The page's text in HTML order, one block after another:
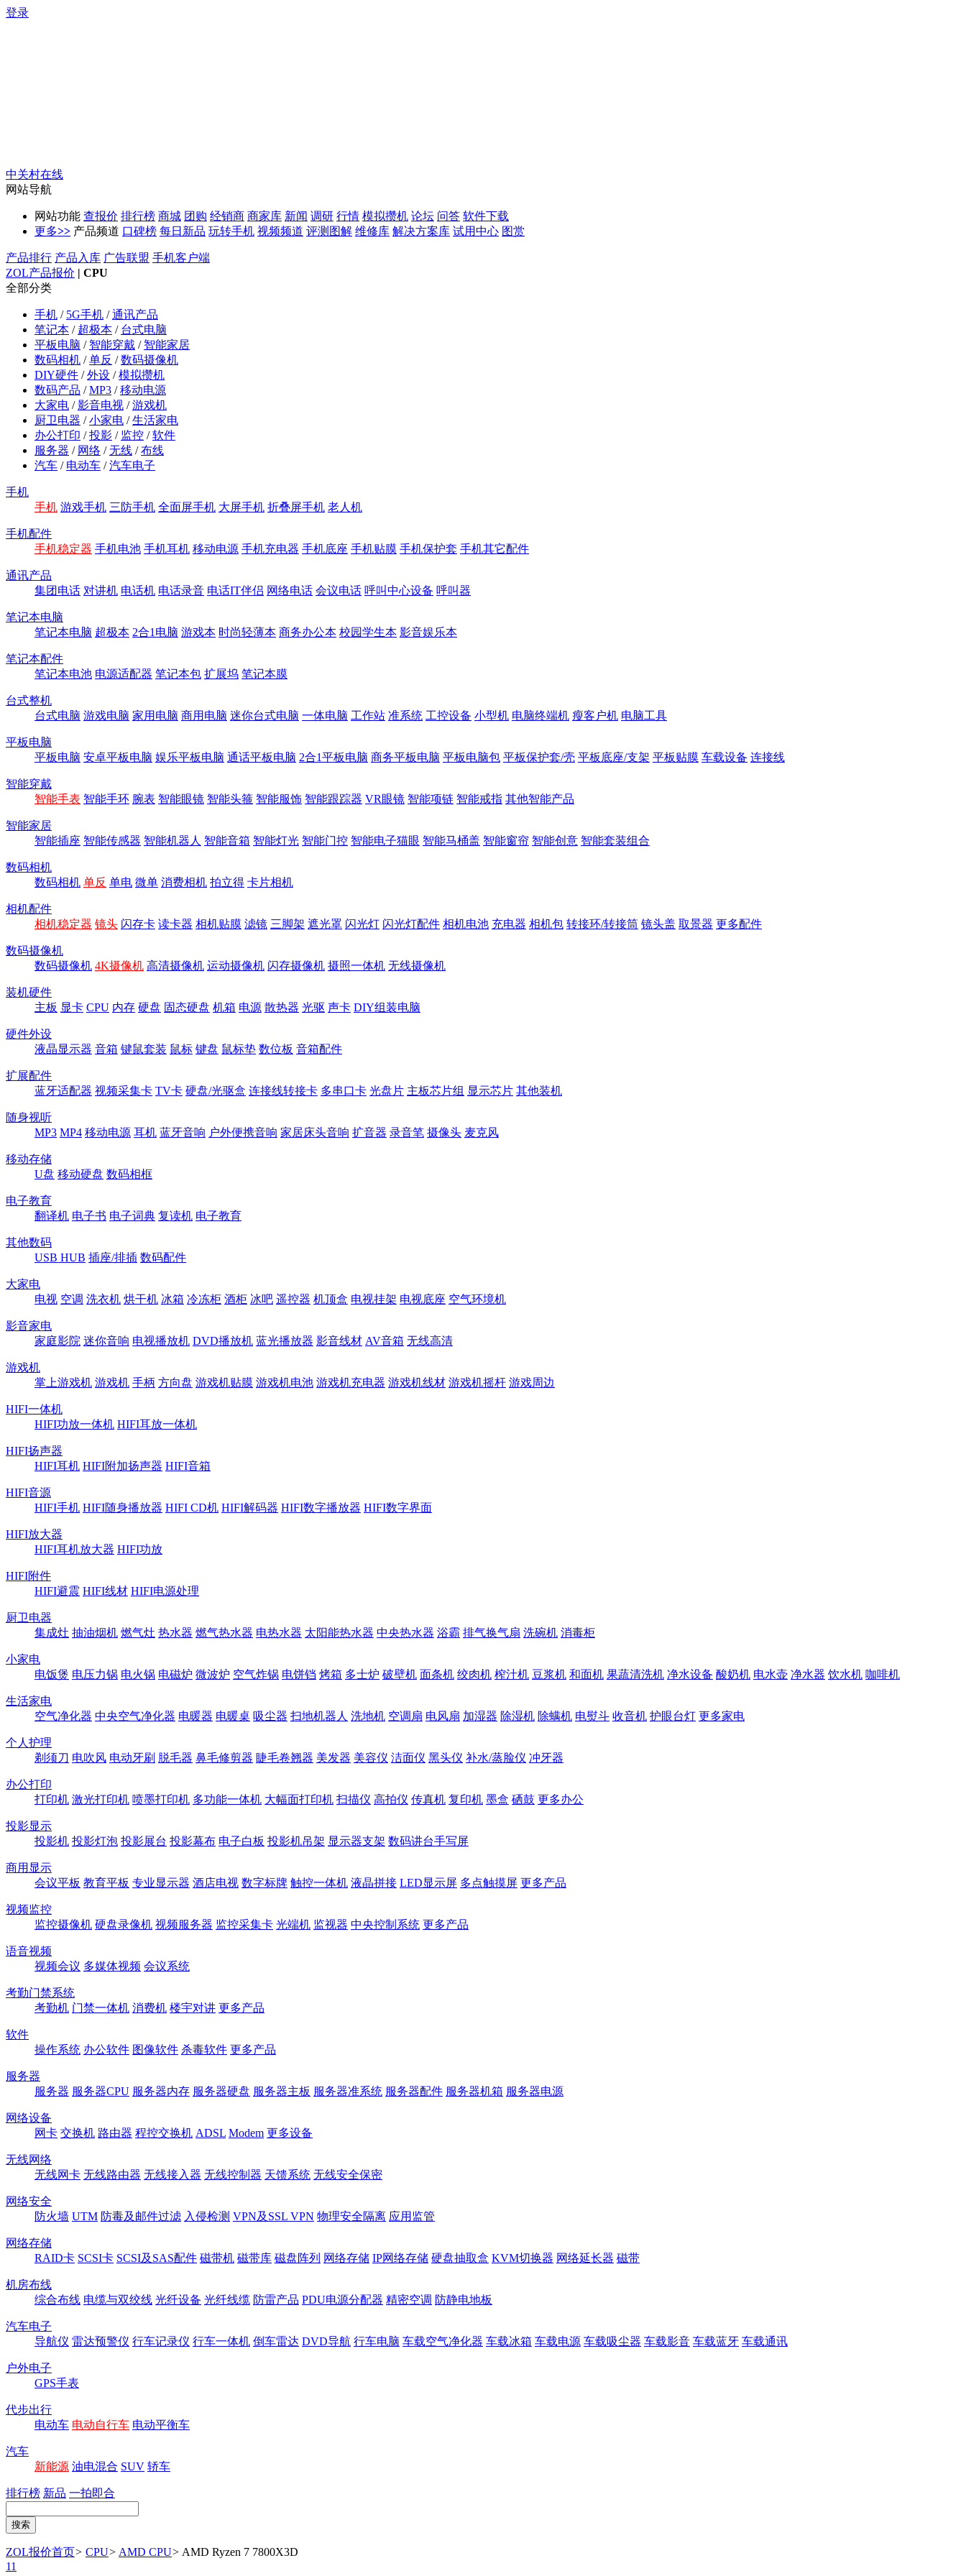
登录
中关村在线
网站导航
网站功能 查报价 排行榜 商城 团购 经销商 商家库 新闻 调研 行情 模拟攒机 论坛 问答 软件下载
更多>> 产品频道 口碑榜 每日新品 玩转手机 视频频道 评测图解 维修库 解决方案库 试用中心 图赏
产品排行 产品入库 广告联盟 手机客户端
ZOL产品报价 | CPU
全部分类
手机 / 5G手机 /通讯产品
笔记本 / 超极本 / 台式电脑
平板电脑 / 智能穿戴 / 智能家居
数码相机 /单反 /数码摄像机
DIY硬件 /外设 /模拟攒机
数码产品 /MP3 /移动电源
大家电 /影音电视 /游戏机
厨卫电器 /小家电 /生活家电
办公打印 /投影 / 监控 /软件
服务器 / 网络 /无线 /布线
汽车 / 电动车 /汽车电子
手机
手机 游戏手机 三防手机 全面屏手机 大屏手机 折叠屏手机 老人机
手机配件
手机稳定器 手机电池 手机耳机 移动电源 手机充电器 手机底座 手机贴膜 手机保护套 手机其它配件
通讯产品
集团电话 对讲机 电话机 电话录音 电话IT伴侣 网络电话 会议电话 呼叫中心设备 呼叫器
笔记本电脑
笔记本电脑 超极本 2合1电脑 游戏本 时尚轻薄本 商务办公本 校园学生本 影音娱乐本
笔记本配件
笔记本电池 电源适配器 笔记本包 扩展坞 笔记本膜
台式整机
台式电脑 游戏电脑 家用电脑 商用电脑 迷你台式电脑 一体电脑 工作站 准系统 工控设备 小型机 电脑终端机 瘦客户机 电脑工具
平板电脑
平板电脑 安卓平板电脑 娱乐平板电脑 通话平板电脑 2合1平板电脑 商务平板电脑 平板电脑包 平板保护套/壳 平板底座/支架 平板贴膜 车载设备 连接线
智能穿戴
智能手表 智能手环 腕表 智能眼镜 智能头箍 智能服饰 智能跟踪器 VR眼镜 智能项链 智能戒指 其他智能产品
智能家居
智能插座 智能传感器 智能机器人 智能音箱 智能灯光 智能门控 智能电子猫眼 智能马桶盖 智能窗帘 智能创意 智能套装组合
数码相机
数码相机 单反 单电 微单 消费相机 拍立得 卡片相机
相机配件
相机稳定器 镜头 闪存卡 读卡器 相机贴膜 滤镜 三脚架 遮光罩 闪光灯 闪光灯配件 相机电池 充电器 相机包 转接环/转接筒 镜头盖 取景器 更多配件
数码摄像机
数码摄像机 4K摄像机 高清摄像机 运动摄像机 闪存摄像机 摄照一体机 无线摄像机
装机硬件
主板 显卡 CPU 内存 硬盘 固态硬盘 机箱 电源 散热器 光驱 声卡 DIY组装电脑
硬件外设
液晶显示器 音箱 键鼠套装 鼠标 键盘 鼠标垫 数位板 音箱配件
扩展配件
蓝牙适配器 视频采集卡 TV卡 硬盘/光驱盒 连接线转接卡 多串口卡 光盘片 主板芯片组 显示芯片 其他装机
随身视听
MP3 MP4 移动电源 耳机 蓝牙音响 户外便携音响 家居床头音响 扩音器 录音笔 摄像头 麦克风
移动存储
U盘 移动硬盘 数码相框
电子教育
翻译机 电子书 电子词典 复读机 电子教育
其他数码
USB HUB 插座/排插 数码配件
大家电
电视 空调 洗衣机 烘干机 冰箱 冷冻柜 酒柜 冰吧 遥控器 机顶盒 电视挂架 电视底座 空气环境机
影音家电
家庭影院 迷你音响 电视播放机 DVD播放机 蓝光播放器 影音线材 AV音箱 无线高清
游戏机
掌上游戏机 游戏机 手柄 方向盘 游戏机贴膜 游戏机电池 游戏机充电器 游戏机线材 游戏机摇杆 游戏周边
HIFI一体机
HIFI功放一体机 HIFI耳放一体机
HIFI扬声器
HIFI耳机 HIFI附加扬声器 HIFI音箱
HIFI音源
HIFI手机 HIFI随身播放器 HIFI CD机 HIFI解码器 HIFI数字播放器 HIFI数字界面
HIFI放大器
HIFI耳机放大器 HIFI功放
HIFI附件
HIFI避震 HIFI线材 HIFI电源处理
厨卫电器
集成灶 抽油烟机 燃气灶 热水器 燃气热水器 电热水器 太阳能热水器 中央热水器 浴霸 排气换气扇 洗碗机 消毒柜
小家电
电饭煲 电压力锅 电火锅 电磁炉 微波炉 空气炸锅 电饼铛 烤箱 多士炉 破壁机 面条机 绞肉机 榨汁机 豆浆机 和面机 果蔬清洗机 净水设备 酸奶机 电水壶 净水器 饮水机 咖啡机
生活家电
空气净化器 中央空气净化器 电暖器 电暖桌 吸尘器 扫地机器人 洗地机 空调扇 电风扇 加湿器 除湿机 除螨机 电熨斗 收音机 护眼台灯 更多家电
个人护理
剃须刀 电吹风 电动牙刷 脱毛器 鼻毛修剪器 睫毛卷翘器 美发器 美容仪 洁面仪 黑头仪 补水/蒸脸仪 冲牙器
办公打印
打印机 激光打印机 喷墨打印机 多功能一体机 大幅面打印机 扫描仪 高拍仪 传真机 复印机 墨盒 硒鼓 更多办公
投影显示
投影机 投影灯泡 投影展台 投影幕布 电子白板 投影机吊架 显示器支架 数码讲台手写屏
商用显示
会议平板 教育平板 专业显示器 酒店电视 数字标牌 触控一体机 液晶拼接 LED显示屏 多点触摸屏 更多产品
视频监控
监控摄像机 硬盘录像机 视频服务器 监控采集卡 光端机 监视器 中央控制系统 更多产品
语音视频
视频会议 多媒体视频 会议系统
考勤门禁系统
考勤机 门禁一体机 消费机 楼宇对讲 更多产品
软件
操作系统 办公软件 图像软件 杀毒软件 更多产品
服务器
服务器 服务器CPU 服务器内存 服务器硬盘 服务器主板 服务器准系统 服务器配件 服务器机箱 服务器电源
网络设备
网卡 交换机 路由器 程控交换机 ADSL Modem 更多设备
无线网络
无线网卡 无线路由器 无线接入器 无线控制器 天馈系统 无线安全保密
网络安全
防火墙 UTM 防毒及邮件过滤 入侵检测 VPN及SSL VPN 物理安全隔离 应用监管
网络存储
RAID卡 SCSI卡 SCSI及SAS配件 磁带机 磁带库 磁盘阵列 网络存储 IP网络存储 硬盘抽取盒 KVM切换器 网络延长器 磁带
机房布线
综合布线 电缆与双绞线 光纤设备 光纤线缆 防雷产品 PDU电源分配器 精密空调 防静电地板
汽车电子
导航仪 雷达预警仪 行车记录仪 行车一体机 倒车雷达 DVD导航 行车电脑 车载空气净化器 车载冰箱 车载电源 车载吸尘器 车载影音 车载蓝牙 车载通讯
户外电子
GPS手表
代步出行
电动车 电动自行车 电动平衡车
汽车
新能源 油电混合 SUV 轿车
排行榜 新品 一拍即合
ZOL报价首页> CPU> AMD CPU> AMD Ryzen 7 7800X3D
11